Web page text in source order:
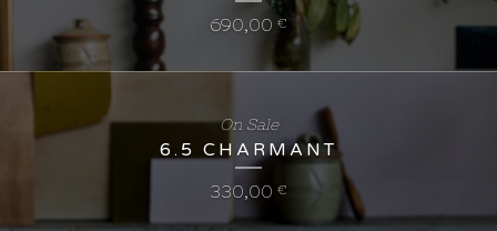
690,00 €
6.5 CHARMANT
330,00 €
On Sale